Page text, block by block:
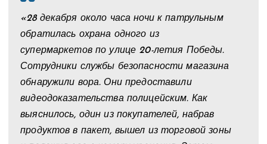
«28 декабря около часа ночи к патрульным
обратилась охрана одного из
супермаркетов по улице 20-летия Победы.
Сотрудники службы безопасности магазина
обнаружили вора. Они предоставили
видеодоказательства полицейским. Как
выяснилось, один из покупателей, набрав
продуктов в пакет, вышел из торговой зоны